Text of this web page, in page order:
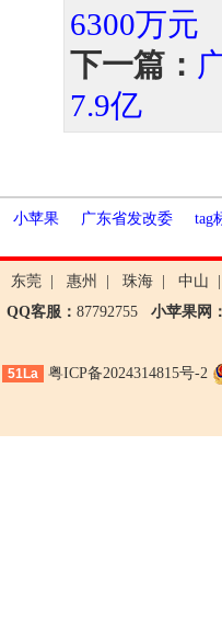
6300万元
下一篇：
7.9亿
小苹果 广东省发改委 tag
东莞 惠州 珠海 中山
QQ客服： 87792755 小苹果网
51La 粤ICP备2024314815号-2